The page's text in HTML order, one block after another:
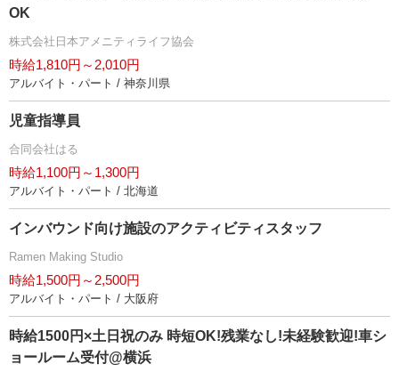
OK
株式会社日本アメニティライフ協会
時給1,810円～2,010円
アルバイト・パート / 神奈川県
児童指導員
合同会社はる
時給1,100円～1,300円
アルバイト・パート / 北海道
インバウンド向け施設のアクティビティスタッフ
Ramen Making Studio
時給1,500円～2,500円
アルバイト・パート / 大阪府
時給1500円×土日祝のみ 時短OK!残業なし!未経験歓迎!車シ
ョールーム受付@横浜